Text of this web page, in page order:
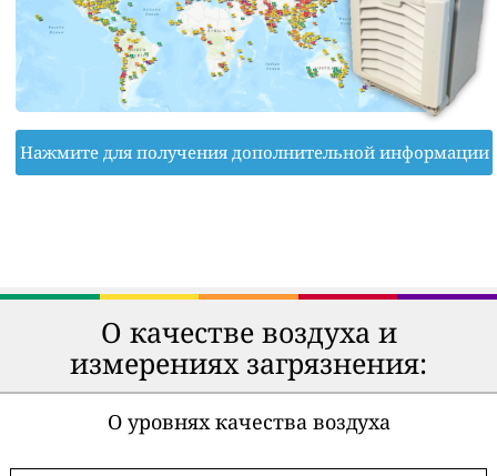
Нажмите для получения дополнительной информации
О качестве воздуха и
измерениях загрязнения:
О уровнях качества воздуха